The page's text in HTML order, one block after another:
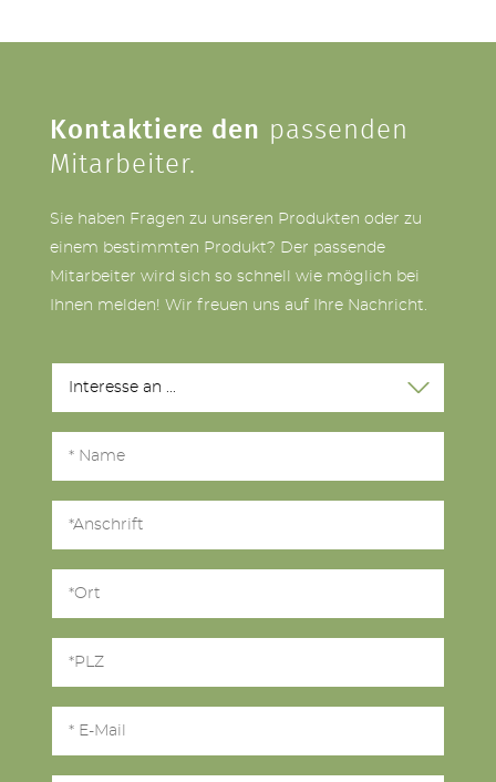
Kontaktiere den passenden
Mitarbeiter.
Sie haben Fragen zu unseren Produkten oder zu
einem bestimmten Produkt? Der passende
Mitarbeiter wird sich so schnell wie möglich bei
Ihnen melden! Wir freuen uns auf Ihre Nachricht.
Anschrift
Ort